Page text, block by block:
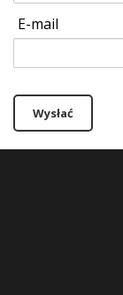
E-mail
Wysłać